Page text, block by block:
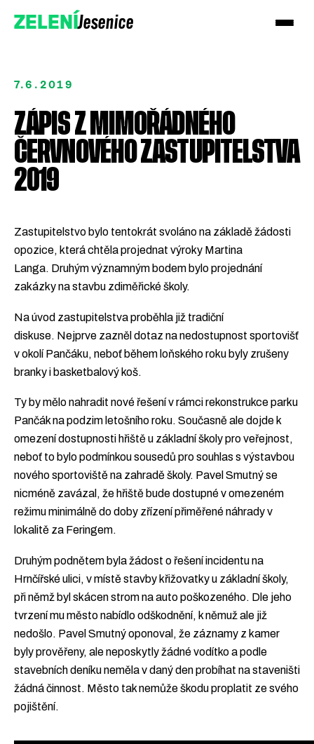
ZELENÍJesenice
Přidejte se k Zeleným!
Podpořte nás darem
7.6.2019
ZÁPIS Z MIMOŘÁDNÉHO
ČERVNOVÉHO ZASTUPITELSTVA
2019
Zastupitelstvo bylo tentokrát svoláno na základě žádosti
opozice, která chtěla projednat výroky Martina
Langa. Druhým významným bodem bylo projednání
zakázky na stavbu zdiměřické školy.
Na úvod zastupitelstva proběhla již tradiční
diskuse. Nejprve zazněl dotaz na nedostupnost sportovišť
v okolí Pančáku, neboť během loňského roku byly zrušeny
branky i basketbalový koš.
Ty by mělo nahradit nové řešení v rámci rekonstrukce parku
Pančák na podzim letošního roku. Současně ale dojde k
omezení dostupnosti hřiště u základní školy pro veřejnost,
neboť to bylo podmínkou sousedů pro souhlas s výstavbou
nového sportoviště na zahradě školy. Pavel Smutný se
nicméně zavázal, že hřiště bude dostupné v omezeném
režimu minimálně do doby zřízení přiměřené náhrady v
lokalitě za Feringem.
Druhým podnětem byla žádost o řešení incidentu na
Hrnčířské ulici, v místě stavby křižovatky u základní školy,
při němž byl skácen strom na auto poškozeného. Dle jeho
tvrzení mu město nabídlo odškodnění, k němuž ale již
nedošlo. Pavel Smutný oponoval, že záznamy z kamer
byly prověřeny, ale neposkytly žádné vodítko a podle
stavebních deníku neměla v daný den probíhat na staveništi
žádná činnost. Město tak nemůže škodu proplatit ze svého
pojištění.